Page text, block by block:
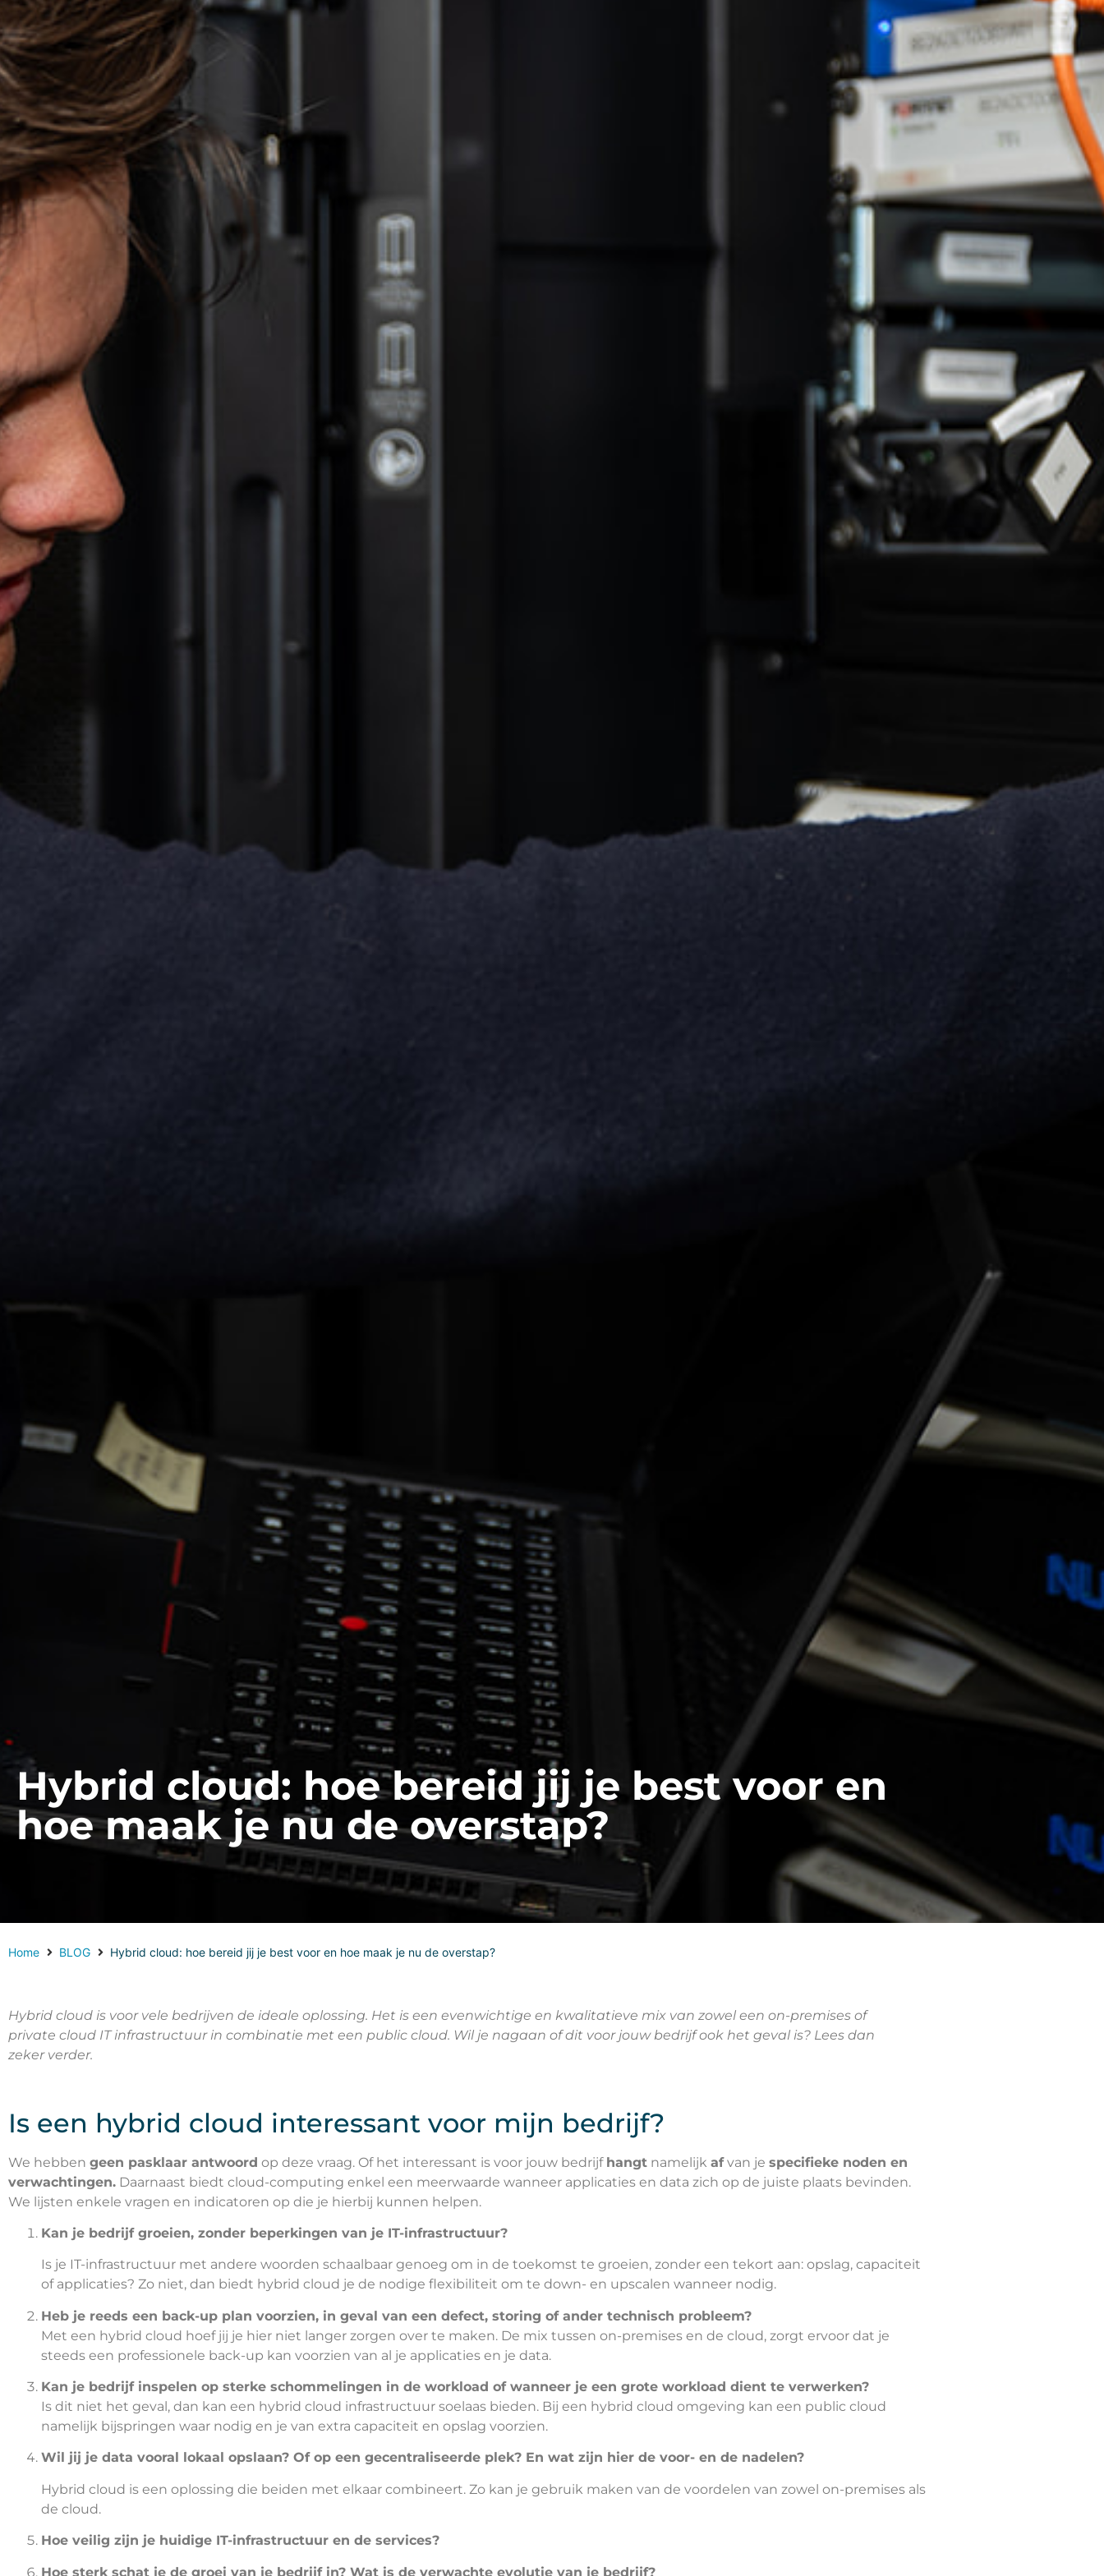
Hybrid cloud: hoe bereid jij je best voor en
hoe maak je nu de overstap?
Home BLOG Hybrid cloud: hoe bereid jij je best voor en hoe maak je nu de overstap?
Hybrid cloud is voor vele bedrijven de ideale oplossing. Het is een evenwichtige en kwalitatieve mix van zowel een on-premises of
private cloud IT infrastructuur in combinatie met een public cloud. Wil je nagaan of dit voor jouw bedrijf ook het geval is? Lees dan
zeker verder.
Is een hybrid cloud interessant voor mijn bedrijf?
We hebben geen pasklaar antwoord op deze vraag. Of het interessant is voor jouw bedrijf hangt namelijk afvan je specifieke noden en
verwachtingen. Daarnaast biedt cloud-computing enkel een meerwaarde wanneer applicaties en data zich op de juiste plaats bevinden.
We lijsten enkele vragen en indicatoren op die je hierbij kunnen helpen.
Kan je bedrijf groeien, zonder beperkingen van je IT-infrastructuur?
Is je IT-infrastructuur met andere woorden schaalbaar genoeg om in de toekomst te groeien, zonder een tekort aan: opslag, capaciteit
of applicaties? Zo niet, dan biedt hybrid cloud je de nodige flexibiliteit om te down- en upscalen wanneer nodig.
Heb je reeds een back-up plan voorzien, in geval van een defect, storing of ander technisch probleem?
Met een hybrid cloud hoef jij je hier niet langer zorgen over te maken. De mix tussen on-premises en de cloud, zorgt ervoor dat je
steeds een professionele back-up kan voorzien van al je applicaties en je data.
Kan je bedrijf inspelen op sterke schommelingen in de workload of wanneer je een grote workload dient te verwerken?
Is dit niet het geval, dan kan een hybrid cloud infrastructuur soelaas bieden. Bij een hybrid cloud omgeving kan een public cloud
namelijk bijspringen waar nodig en je van extra capaciteit en opslag voorzien.
Wil jij je data vooral lokaal opslaan? Of op een gecentraliseerde plek? En wat zijn hier de voor- en de nadelen?
Hybrid cloud is een oplossing die beiden met elkaar combineert. Zo kan je gebruik maken van de voordelen van zowel on-premises als
de cloud.
Hoe veilig zijn je huidige IT-infrastructuur en de services?
Hoe sterk schat je de groei van je bedrijf in? Wat is de verwachte evolutie van je bedrijf?